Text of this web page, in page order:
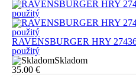
RAVENSBURGER HRY
použitý
Skladom
35.00 €